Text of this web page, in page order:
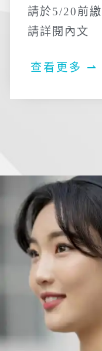
請於5/20前
請詳閱內文
查看更多 ⇀